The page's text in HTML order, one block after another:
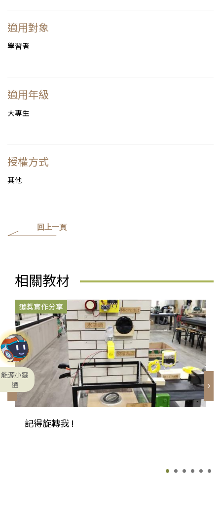
適用對象
學習者
適用年級
大專生
授權方式
其他
回上一頁
相關教材
獲獎實作分享
記得旋轉我 !
能源小靈
通